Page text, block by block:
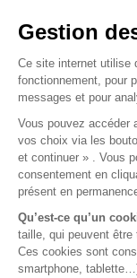
Volants
Jantes /
Informations utiles
Nous contacter
Mentions légales
Conditions